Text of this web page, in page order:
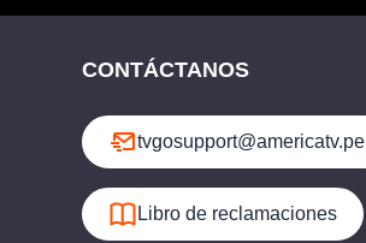
CONTÁCTANOS
tvgosupport@americatv.pe
Libro de reclamaciones